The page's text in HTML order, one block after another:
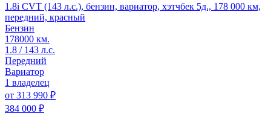
1.8i CVT (143 л.с.), бензин, вариатор, хэтчбек 5д., 178 000 км,
передний, красный
Бензин
178000 км.
1.8 / 143 л.с.
Передний
Вариатор
1 владелец
от 313 990 ₽
384 000 ₽